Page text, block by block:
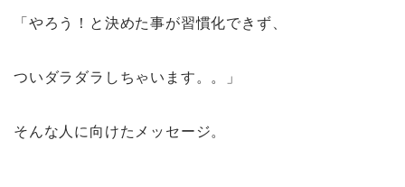
「やろう！と決めた事が習慣化できず、
ついダラダラしちゃいます。。」
そんな人に向けたメッセージ。